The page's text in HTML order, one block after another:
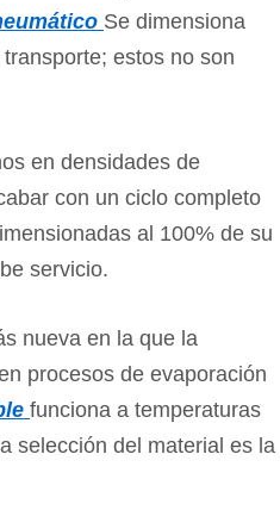
Se dimensiona
estos no son
en densidades de
con un ciclo completo
al 100% de su
servicio.
nueva en la que la
procesos de evaporación
funciona a temperaturas
selección del material es la